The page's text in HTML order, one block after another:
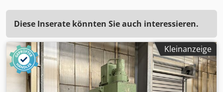
Diese Inserate könnten Sie auch interessieren.
Kleinanzeige